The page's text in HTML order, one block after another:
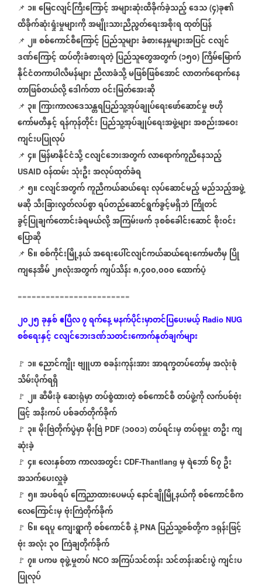
📌 ၁။မြေငလျင်ကြီးကြောင့်အများဆုံးထိခိုက်ခဲ့သည့်ဒေသ (၄)ခု၏
ထိခိုက်ဆုံးရှုံးမှုများကိုအမျိုးသားညီညွတ်ရေးအစိုးရထုတ်ပြန်
📌 ၂။စစ်ကောင်စီကြောင့် ပြည်သူများခံစားနေမှုများအပြင်ငလျင်
ဒဏ်ကြောင့်ထပ်တိုးခံစားရတဲ့ပြည်သူတွေအတွက် (၁၅၀) ကြိမ်မြောက်
နိုင်ငံတကာပါလီမန်များ ညီလာခံသို့မဖြစ်ဖြစ်အောင်လာတက်ရောက်နေ
တာဖြစ်တယ်လို့ဒေါက်တာဝင်းမြတ်အေးဆို
📌 ၃။ ကြားကာလဒေသန္တရပြည်သူ့အုပ်ချုပ်ရေးဖော်ဆောင်မှုဗဟို
ကော်မတီနှင့်ရန်ကုန်တိုင်း ပြည်သူ့အုပ်ချုပ်ရေးအဖွဲ့များအစည်းအဝေး
ကျင်းပပြုလုပ်
📌 ၄။ မြန်မာနိုင်ငံသို့ငလျင်ဘေးအတွက်လာရောက်ကူညီနေသည့်
USAID ဝန်ထမ်းသုံးဦးအလုပ်ထုတ်ခံရ
📌 ၅။ငလျင်အတွက်ကူညီကယ်ဆယ်ရေးလုပ်ဆောင်မည့်မည်သည့်အဖွဲ့
မဆိုသီးခြားလွတ်လပ်စွာရပ်တည်ဆောင်ရွက်ခွင့်မရှိဘဲကြိုတင်
ခွင့်ပြုချက်တောင်းခံရမယ်လို့အကြမ်းဖက်ဒုစစ်ခေါင်းဆောင်စိုးဝင်း
ပြောဆို
📌 ၆။စစ်ကိုင်းမြို့နယ်အရေးပေါ်ငလျင်ကယ်ဆယ်ရေးကော်မတီမှပြို
ကျ‌နေအိမ်၂၈လုံးအတွက်ကျပ်သိန်း၈,၄၀၀,၀၀၀ထောက်ပံ့
========================
၂၀၂၅ခုနှစ်ဧပြီလ ၇ရက်နေ့မနက်ပိုင်းမှာတင်ပြပေးမယ့် Radio NUG
စစ်ရေးနှင့်ငလျင်ဘေးဒဏ်သတင်းကောက်နုတ်ချက်များ
🚩 ၁။ညောင်ကျိုးဗျူဟာစခန်းကုန်းအားအာရက္ခတပ်တော်မှအလုံးစုံ
သိမ်းပိုက်ရရှိ
🚩 ၂။ဆီမီးခုံဆေးရုံမှာတပ်စွဲထားတဲ့စစ်ကောင်စီတပ်ဖွဲ့ကိုလက်ပစ်ဗုံး
ဖြင့်အနီးကပ်ပစ်ခတ်တိုက်ခိုက်
🚩 ၃။မိုးဗြဲတိုက်ပွဲမှာမိုးဗြဲ PDF (၁၀၀၁) တပ်ရင်းမှတပ်စုမှူးတဦးကျ
ဆုံးခဲ့
🚩 ၄။လေးနှစ်တာကာလအတွင်း CDF-Thantlang မှရဲဘော်၆၇ဦး
အသက်ပေးလှူခဲ့
🚩 ၅။အပစ်ရပ်ကြေညာထားပေမယ့်နောင်ချိုမြို့နယ်ကိုစစ်ကောင်စီက
လေကြောင်းမှဗုံးကြဲတိုက်ခိုက်
🚩 ၆။ရေပူကျေးရွာကိုစစ်ကောင်စီနဲ့ PNA ပြည်သူ့စစ်တို့ကဒရုန်းဖြင့်
ဗုံးအလုံး၃၀ ကြဲချတိုက်ခိုက်
🚩 ၇။ပကဖစုဖွဲ့မှုတပ် NCO အကြပ်သင်တန်းသင်တန်းဆင်းပွဲကျင်းပ
ပြုလုပ်